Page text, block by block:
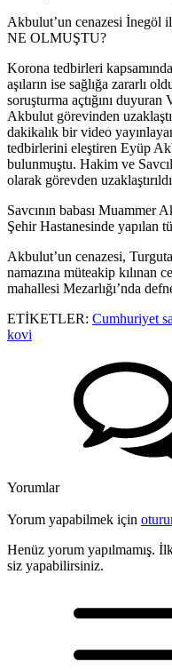
Akbulut’un cenazesi İnegöl
NE OLMUŞTU?
Korona tedbirleri
aşıların ise sağlığa zararlı
soruşturma açtığını
Akbulut görevinden
dakikalık bir video
tedbirlerini eleştiren Eyüp
bulunmuştu. Hakim ve
olarak görevden
Savcının babası Muammer
Şehir Hastanesinde yapılan
Akbulut’un cenazesi,
namazına müteakip kılınan
mahallesi Mezarlığı’nda
ETİKETLER: Cumhuriyet
kovi
Yorumlar
Yorum yapabilmek için
Henüz yorum yapılmamış.
siz yapabilirsiniz.